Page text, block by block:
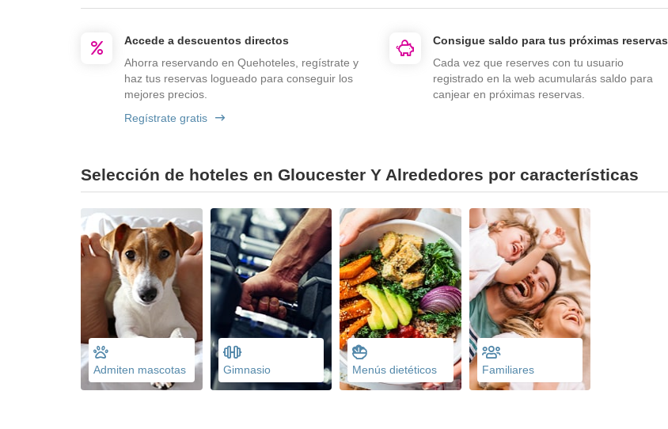
Accede a descuentos directos
Ahorra reservando en Quehoteles, regístrate y
haz tus reservas logueado para conseguir los
mejores precios.
Regístrate gratis
Consigue saldo para tus próximas reservas
Cada vez que reserves con tu usuario
registrado en la web acumularás saldo para
canjear en próximas reservas.
Selección de hoteles en Gloucester Y Alrededores por características
Admiten mascotas Gimnasio Menús dietéticos Familiares